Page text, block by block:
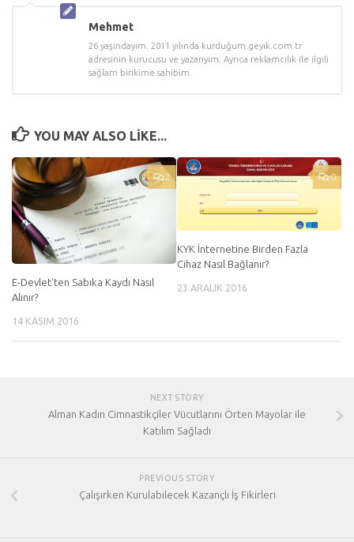
Mehmet
26 yaşındayım. 2011 yılında kurduğum geyik.com.tr
adresinin kurucusu ve yazarıyım. Ayrıca reklamcılık ile ilgili
sağlam birikime sahibim.
YOU MAY ALSO LIKE...
2
E-Devlet’ten Sabıka Kaydı Nasıl
Alınır?
14 KASIM 2016
0
KYK İnternetine Birden Fazla
Cihaz Nasıl Bağlanır?
23 ARALIK 2016
NEXT STORY
Alman Kadın Cimnastikçiler Vücutlarını Örten Mayolar ile
Katılım Sağladı
PREVIOUS STORY
Çalışırken Kurulabilecek Kazançlı İş Fikirleri